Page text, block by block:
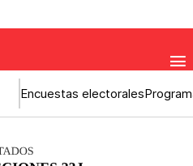
Encuestas electorales